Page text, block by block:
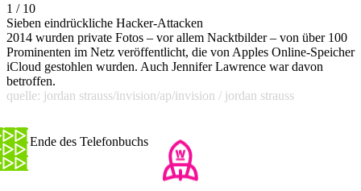
1 / 10
Sieben eindrückliche Hacker-Attacken
2014 wurden private Fotos – vor allem Nacktbilder – von über 100
Prominenten im Netz veröffentlicht, die von Apples Online-Speicher
iCloud gestohlen wurden. Auch Jennifer Lawrence war davon
betroffen.
quelle: jordan strauss/invision/ap/invision / jordan strauss
Das Ende des Telefonbuchs